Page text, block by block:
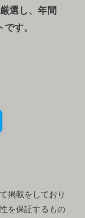
選し、年間
す。
掲載をしており
を保証するもの